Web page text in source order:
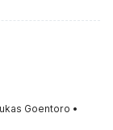
Goentoro •